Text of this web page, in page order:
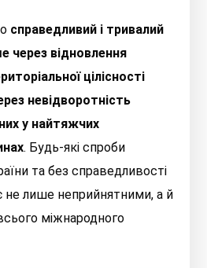
справедливий і тривалий
через відновлення
цілісності
невідворотність
у найтяжчих
. Будь-які спроби
та без справедливості
не лише неприйнятними, а й
міжнародного